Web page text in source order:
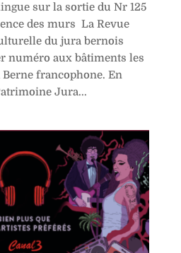
sur la sortie du Nr 125
des murs La Revue
du jura bernois
numéro aux bâtiments les
francophone. En
Jura...